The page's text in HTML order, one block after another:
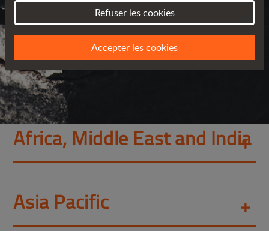
AUSA À TRAVERS
LE MONDE
CHOISISSEZ VOTRE PAYS OU RÉGION
Africa, Middle East and India
Asia Pacific
Refuser les cookies
Accepter les cookies